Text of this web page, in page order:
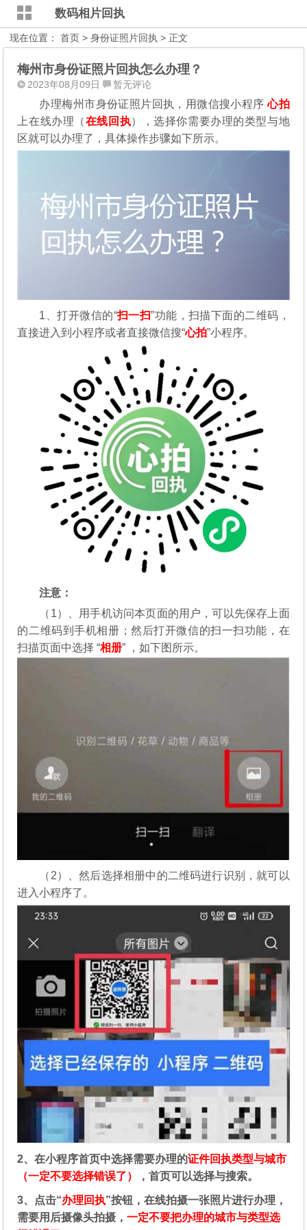
数码相片回执
现在位置：首页 >身份证照片回执 > 正文
梅州市身份证照片回执怎么办理？
2023年08月09日 暂无评论
办理梅州市身份证照片回执，用微信搜小程序心拍
上在线办理（在线回执），选择你需要办理的类型与地
区就可以办理了，具体操作步骤如下所示。
1、打开微信的“扫一扫”功能，扫描下面的二维码，
直接进入到小程序或者直接微信搜“心拍”小程序。
注意：
（1）、用手机访问本页面的用户，可以先保存上面
的二维码到手机相册；然后打开微信的扫一扫功能，在
扫描页面中选择 “相册” ，如下图所示。
（2）、然后选择相册中的二维码进行识别，就可以
进入小程序了。
2、在小程序首页中选择需要办理的证件回执类型与城市
（一定不要选择错误了）
，首页可以选择与搜索。
3、点击“办理回执”按钮，在线拍摄一张照片进行办理，
需要用后摄像头拍摄，一定不要把办理的城市与类型选